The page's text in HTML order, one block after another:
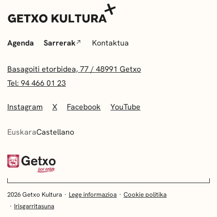
EUSKARACASTELLANO
Agenda Sarrerak Kontaktua
Basagoiti etorbidea, 77 / 48991 Getxo
Tel: 94 466 01 23
Instagram X Facebook YouTube
EuskaraCastellano
2026 Getxo Kultura Lege informazioa
Cookie politika
Irisgarritasuna